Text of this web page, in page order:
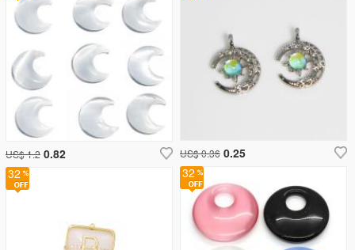
US$ 1.2 0.82 US$ 0.36 0.25
32
32